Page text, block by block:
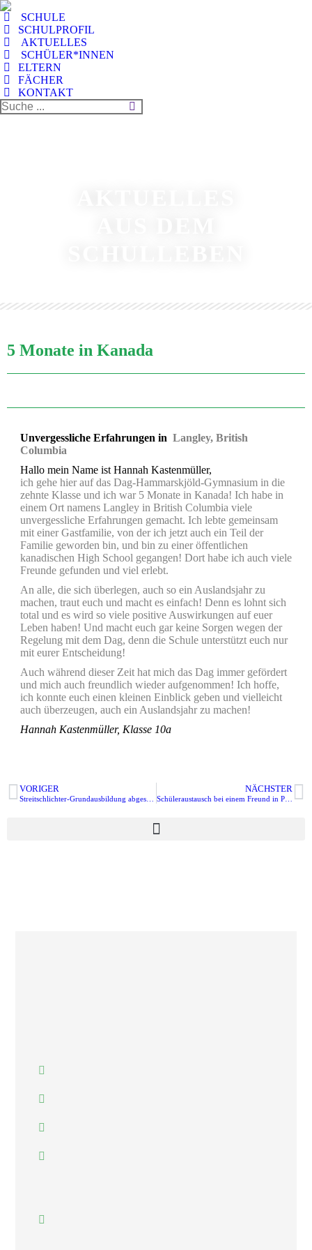
SCHULE
SCHULPROFIL
AKTUELLES
SCHÜLER*INNEN
ELTERN
FÄCHER
KONTAKT
5 Monate in Kanada
Unvergessliche Erfahrungen in Langley, British
Columbia
Hallo mein Name ist Hannah Kastenmüller,
ich gehe hier auf das Dag-Hammarskjöld-Gymnasium in die
zehnte Klasse und ich war 5 Monate in Kanada! Ich habe in
einem Ort namens Langley in British Columbia viele
unvergessliche Erfahrungen gemacht. Ich lebte gemeinsam
mit einer Gastfamilie, von der ich jetzt auch ein Teil der
Familie geworden bin, und bin zu einer öffentlichen
kanadischen High School gegangen! Dort habe ich auch viele
Freunde gefunden und viel erlebt.
An alle, die sich überlegen, auch so ein Auslandsjahr zu
machen, traut euch und macht es einfach! Denn es lohnt sich
total und es wird so viele positive Auswirkungen auf euer
Leben haben! Und macht euch gar keine Sorgen wegen der
Regelung mit dem Dag, denn die Schule unterstützt euch nur
mit eurer Entscheidung!
Auch während dieser Zeit hat mich das Dag immer gefördert
und mich auch freundlich wieder aufgenommen! Ich hoffe,
ich konnte euch einen kleinen Einblick geben und vielleicht
auch überzeugen, auch ein Auslandsjahr zu machen!
Hannah Kastenmüller, Klasse 10a
VORIGER NÄCHSTER
Schüleraustausch bei einem Freund in Paris